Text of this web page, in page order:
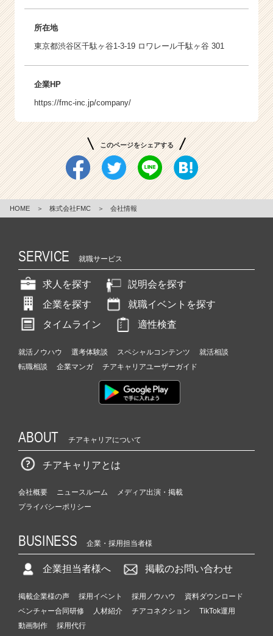
所在地
東京都渋谷区千駄ヶ谷1-3-19 ロワレール千駄ヶ谷 301
企業HP
https://fmc-inc.jp/company/
このページをシェアする
HOME ＞ 株式会社FMC ＞ 会社情報
SERVICE 就職サービス
求人を探す
説明会を探す
企業を探す
就職イベントを探す
タイムライン
適性検査
就活ノウハウ 選考体験談 スペシャルコンテンツ
就活相談
転職相談
企業マンガ チアキャリアユーザーガイド
ABOUT チアキャリアについて
チアキャリアとは
会社概要 ニュースルーム
メディア出演・掲載
プライバシーポリシー
BUSINESS 企業・採用担当者様
企業担当者様へ 掲載のお問い合わせ
掲載企業様の声 採用イベント 採用ノウハウ
資料ダウンロード
ベンチャー合同研修
人材紹介 チアコネクション
TikTok運用
動画制作
採用代行